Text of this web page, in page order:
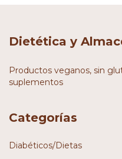
Dietética y
Productos veganos, sin
suplementos
Categorías
Diabéticos/Dietas